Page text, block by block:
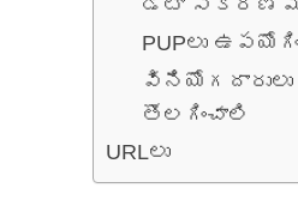
PUPలు
వినియోగదారులు
తొలగించాలి
URLలు